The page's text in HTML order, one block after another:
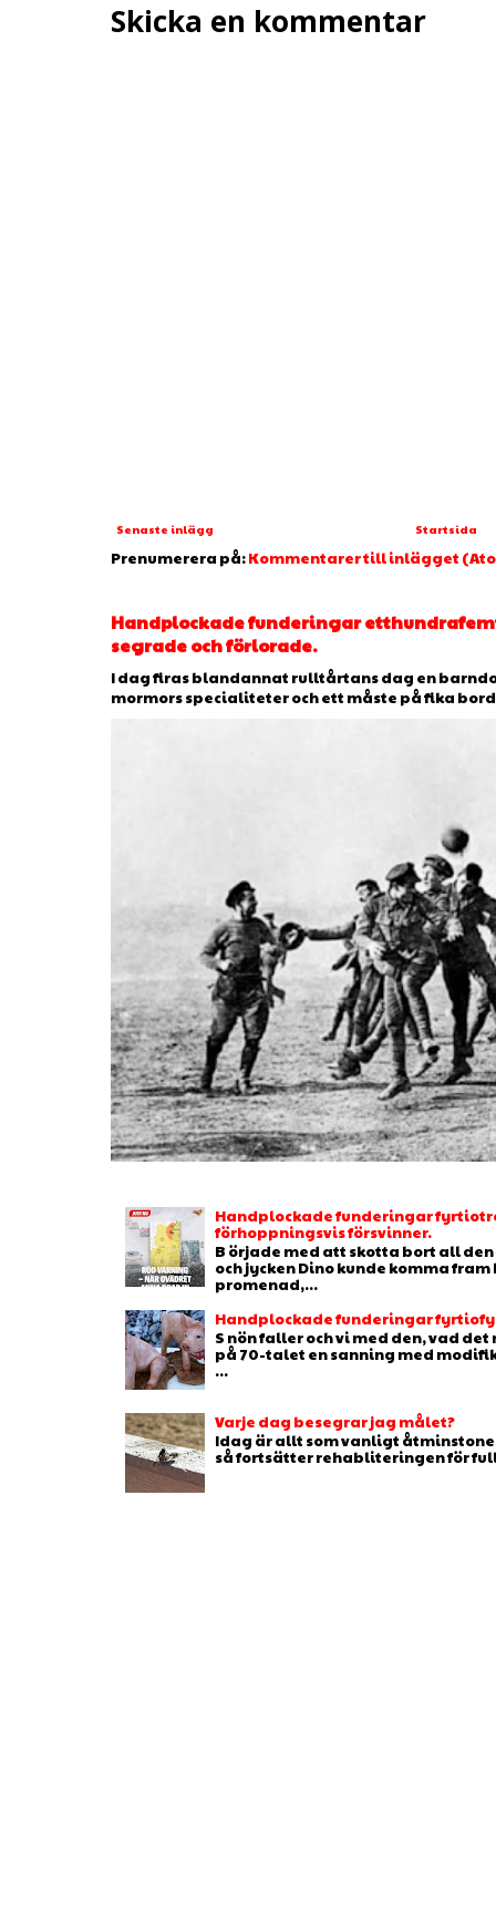
Skicka en kommentar
Senaste inlägg Startsida
Prenumerera på:Kommentarer till inlägget
Handplockade funderingar
segrade och förlorade.
I dag firas blandannat rulltårtans dag en
mormors specialiteter och ett måste på fika
Handplockade funderingar
förhoppningsvis försvinner.
B örjade med att skotta bort all
och jycken Dino kunde komma
promenad,...
Handplockade funderingar
S nön faller och vi med den, vad
på 70-talet en sanning med
...
Varje dag besegrar jag målet?
Idag är allt som vanligt
så fortsätter rehabliteringen för